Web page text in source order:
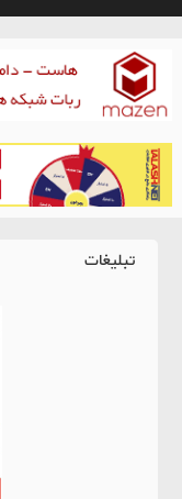
تبلیغات